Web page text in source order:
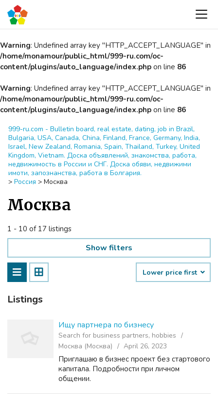
Warning: Undefined array key "HTTP_ACCEPT_LANGUAGE" in
/home/monamour/public_html/999-ru.com/oc-
content/plugins/auto_language/index.php on line 86
Warning: Undefined array key "HTTP_ACCEPT_LANGUAGE" in
/home/monamour/public_html/999-ru.com/oc-
content/plugins/auto_language/index.php on line 86
999-ru.com - Bulletin board, real estate, dating, job in Brazil,
Bulgaria, USA, Canada, China, Finland, France, Germany, India,
Israel, New Zealand, Romania, Spain, Thailand, Turkey, United
Kingdom, Vietnam. Доска объявлений, знакомства, работа,
недвижимость в России и СНГ. Доска обяви, недвижими
имоти, запознанства, работа в Болгария.
> Россия > Москва
Москва
1 - 10 of 17 listings
Show filters
Lower price first
Listings
Ищу партнера по бизнесу
Search for business partners, hobbies
Москва (Москва)
April 26, 2023
Приглашаю в бизнес проект без стартового
капитала. Подробности при личном
общении.